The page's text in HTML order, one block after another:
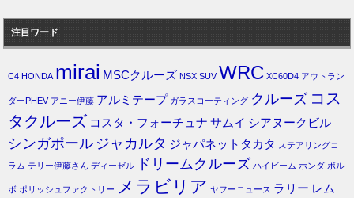
注目ワード
C4 HONDA mirai MSCクルーズ NSX SUV WRC XC60D4 アウトラン
ダーPHEV アニー伊藤 アルミテープ ガラスコーティング クルーズ コス
タクルーズ コスタ・フォーチュナ サムイ シアヌークビル
シンガポール ジャカルタ ジャパネットタカタ ステアリングコ
ラム テリー伊藤さん ディーゼル ドリームクルーズ ハイビーム ホンダ ボル
ボ ポリッシュファクトリー メラビリア ヤフーニュース ラリー レム